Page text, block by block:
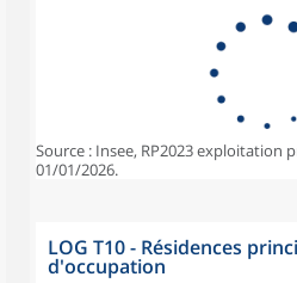
Source : Insee, RP2023 exploitation
01/01/2026.
LOG T10 - Résidences
d'occupation